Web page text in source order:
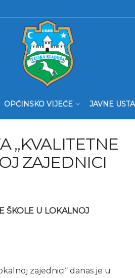
OPĆINSKO VIJEĆE JAVNE
„KVALITETNE
ZAJEDNICI
ŠKOLE U LOKALNOJ
zajednici“ danas je u